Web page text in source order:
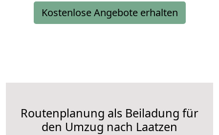
Kostenlose Angebote erhalten
Routenplanung als Beiladung für
den Umzug nach Laatzen